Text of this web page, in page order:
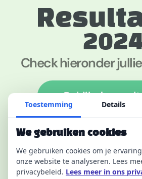
Check hieronder
Bekijk de
Toestemming Details
We gebruiken cookies
We gebruiken cookies om je
onze website te analyseren. Lees
privacybeleid. Lees meer in ons